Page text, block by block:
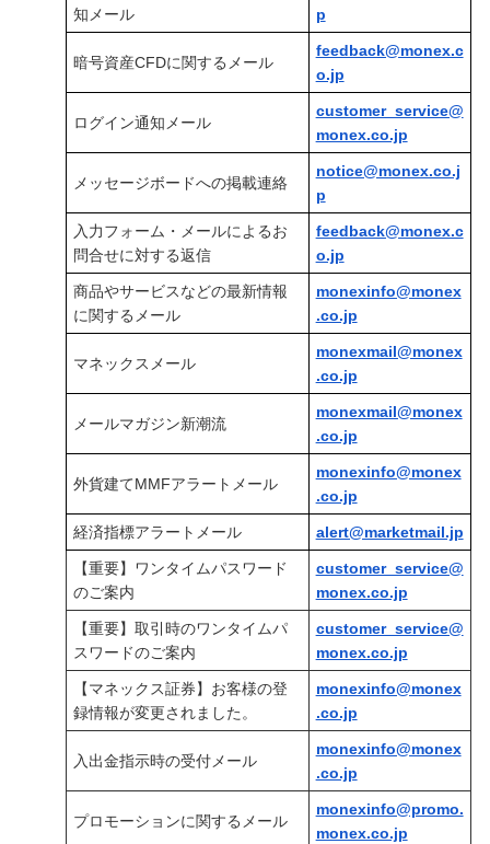
知メール
p
暗号資産CFDに関するメール
feedback@monex.c
o.jp
ログイン通知メール
customer_service@
monex.co.jp
メッセージボードへの掲載連絡
notice@monex.co.j
p
入力フォーム・メールによるお
問合せに対する返信
feedback@monex.c
o.jp
商品やサービスなどの最新情報
に関するメール
monexinfo@monex
.co.jp
マネックスメール
monexmail@monex
.co.jp
メールマガジン新潮流
monexmail@monex
.co.jp
外貨建てMMFアラートメール
monexinfo@monex
.co.jp
経済指標アラートメール alert@marketmail.jp
【重要】ワンタイムパスワード
のご案内
customer_service@
monex.co.jp
【重要】取引時のワンタイムパ
スワードのご案内
customer_service@
monex.co.jp
【マネックス証券】お客様の登
録情報が変更されました。
monexinfo@monex
.co.jp
入出金指示時の受付メール
monexinfo@monex
.co.jp
プロモーションに関するメール
monexinfo@promo.
monex.co.jp